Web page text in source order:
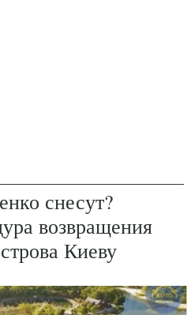
снесут?
возвращения
Киеву